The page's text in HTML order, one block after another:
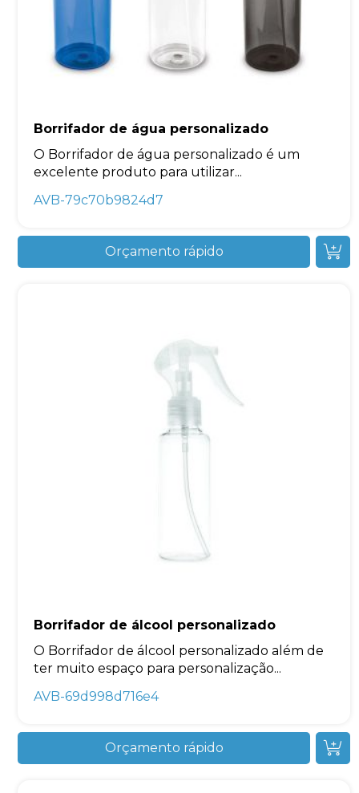
Borrifador de água personalizado
O Borrifador de água personalizado é um
excelente produto para utilizar...
AVB-79c70b9824d7
Orçamento rápido
Borrifador de álcool personalizado
O Borrifador de álcool personalizado além de
ter muito espaço para personalização...
AVB-69d998d716e4
Orçamento rápido